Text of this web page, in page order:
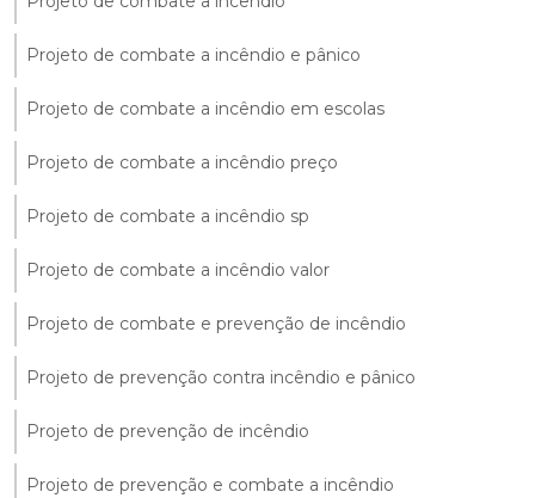
Projeto de combate a incêndio e pânico
Projeto de combate a incêndio em escolas
Projeto de combate a incêndio preço
Projeto de combate a incêndio sp
Projeto de combate a incêndio valor
Projeto de combate e prevenção de incêndio
Projeto de prevenção contra incêndio e pânico
Projeto de prevenção de incêndio
Projeto de prevenção e combate a incêndio